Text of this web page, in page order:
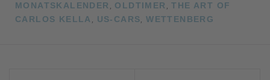
MONATSKALENDER
OLDTIMER ,THE ART OF
CARLOS KELLA
US-CARS ,WETTENBERG